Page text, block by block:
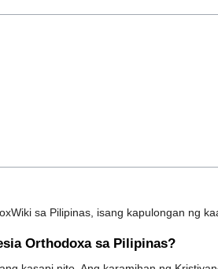
sa Pilipinas, isang kapulongan ng
Orthodoxa sa Pilipinas?